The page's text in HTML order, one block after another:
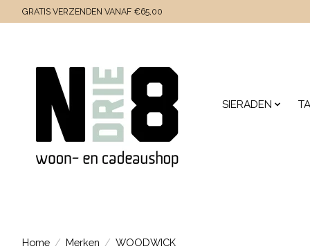
GRATIS VERZENDEN VANAF €65,00
SIERADEN
Home / Merken / WOODWICK